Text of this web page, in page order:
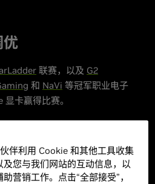
优
联赛，以及 G2
和 NaVi 等冠军职业电子
卡赢得比赛。
伴利用 Cookie 和其他工具收集
您与我们网站的互动信息，以
营销工作。点击“全部接受”，